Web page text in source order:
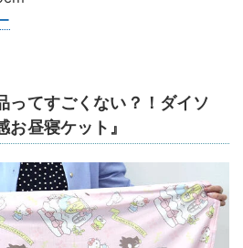
ってすごくない？！ダイソ
昼寝ケット』